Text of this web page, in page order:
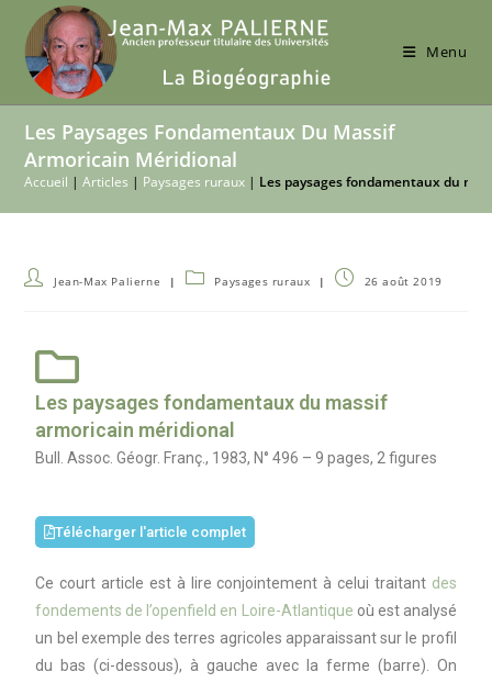
Menu
Les Paysages Fondamentaux Du Massif
Armoricain Méridional
Accueil |Articles | Paysages ruraux | Les paysages fondamentaux du
Jean-Max Palierne Paysages ruraux 26 août 2019
Les paysages fondamentaux du massif
armoricain méridional
Bull. Assoc. Géogr. Franç., 1983, N° 496 – 9 pages, 2 figures
Télécharger l'article complet
Ce court article est à lire conjointement à celui traitant des
fondements de l’openfield en Loire-Atlantique où est analysé
un bel exemple des terres agricoles apparaissant sur le profil
du bas (ci-dessous), à gauche avec la ferme (barre). On